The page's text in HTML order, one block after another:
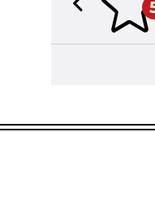
Previous